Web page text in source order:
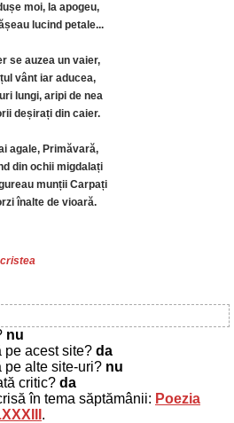
moi, la apogeu,
lucind petale...
se auzea un vaier,
vânt iar aducea,
lungi, aripi de nea
deșirați din caier.
agale, Primăvară,
din ochii migdalați
munții Carpați
înalte de vioară.
nu
pe acest site? da
pe alte site-uri? nu
critic? da
în tema săptămânii: Poezia
.